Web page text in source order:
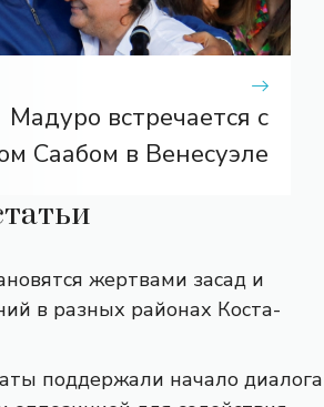
Мадуро встречается с
Саабом в Венесуэле
жертвами засад и
в разных районах Коста-
поддержали начало диалога